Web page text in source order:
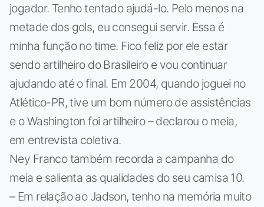
jogador. Tenho tentado ajudá-lo. Pelo menos na
metade dos gols, eu consegui servir. Essa é
minha função no time. Fico feliz por ele estar
sendo artilheiro do Brasileiro e vou continuar
ajudando até o final. Em 2004, quando joguei no
Atlético-PR, tive um bom número de assistências
e o Washington foi artilheiro – declarou o meia,
em entrevista coletiva.
Ney Franco também recorda a campanha do
meia e salienta as qualidades do seu camisa 10.
– Em relação ao Jadson, tenho na memória muito